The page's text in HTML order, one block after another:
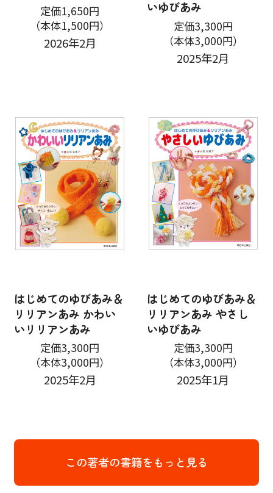
定価1,650円
（本体1,500円）
2026年2月
いゆびあみ
定価3,300円
（本体3,000円）
2025年2月
はじめてのゆびあみ＆
リリアンあみ かわい
いリリアンあみ
定価3,300円
（本体3,000円）
2025年2月
はじめてのゆびあみ＆
リリアンあみ やさし
いゆびあみ
定価3,300円
（本体3,000円）
2025年1月
この著者の書籍をもっと見る